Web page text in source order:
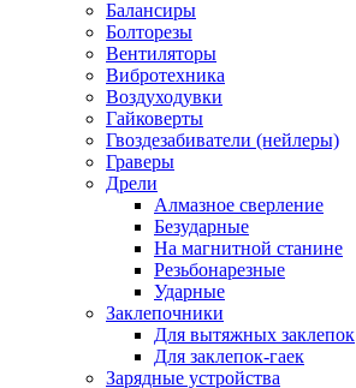
Балансиры
Болторезы
Вентиляторы
Вибротехника
Воздуходувки
Гайковерты
Гвоздезабиватели (нейлеры)
Граверы
Дрели
Алмазное сверление
Безударные
На магнитной станине
Резьбонарезные
Ударные
Заклепочники
Для вытяжных заклепок
Для заклепок-гаек
Зарядные устройства